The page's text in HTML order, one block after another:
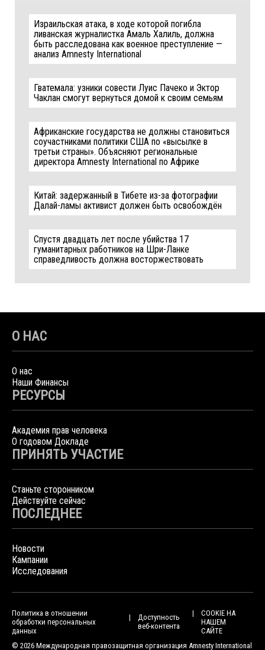
Израильская атака, в ходе которой погибла
ливанская журналистка Амаль Халиль, должна
быть расследована как военное преступление —
анализ Amnesty International
Гватемала: узники совести Луис Пачеко и Эктор
Чаклан смогут вернуться домой к своим семьям
Африканские государства не должны становиться
соучастниками политики США по «высылке в
третьи страны». Объясняют региональные
директора Amnesty International по Африке
Китай: задержанный в Тибете из-за фотографии
Далай-ламы активист должен быть освобождён
Спустя двадцать лет после убийства 17
гуманитарных работников на Шри-Ланке
справедливость должна восторжествовать
О НАС
О нас
Наши Финансы
РЕСУРСЫ
Академия прав человека
О годовом Докладе
ПРИНЯТЬ УЧАСТИЕ
Станьте сторонником
Действуйте сейчас
ПОСЛЕДНЕЕ
Новости
Кампании
Исследования
Политика в отношении
обработки персональных
данных
Доступность
веб-контента
COOKIE НА
НАШЕМ
САЙТЕ
© 2026 Международная правозащитная организация Amnesty International